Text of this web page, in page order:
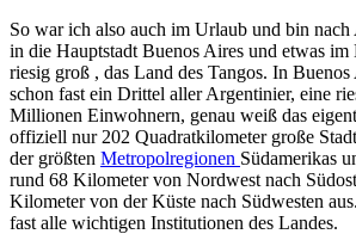
So war ich also auch im Urlaub und bin
in die Hauptstadt Buenos Aires und etwas im
riesig groß , das Land des Tangos. In
schon fast ein Drittel aller Argentinier, eine
Millionen Einwohnern, genau weiß das
offiziell nur 202 Quadratkilometer große
der größten Metropolregionen Südamerikas
rund 68 Kilometer von Nordwest nach
Kilometer von der Küste nach Südwesten
fast alle wichtigen Institutionen des Landes.